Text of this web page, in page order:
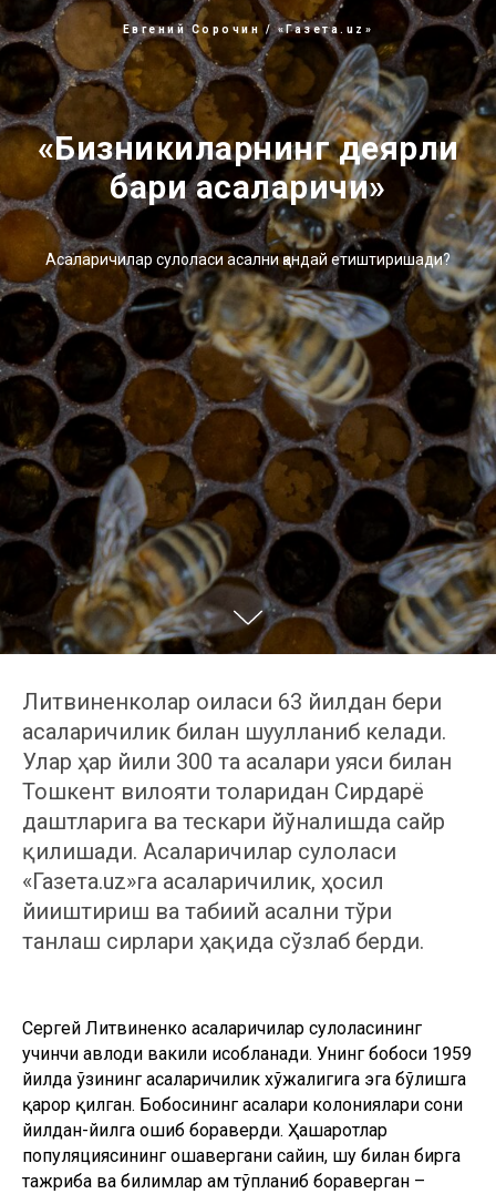
Евгений Сорочин / «Газета.uz»
«Бизникиларнинг деярли
бари асаларичи»
Асаларичилар сулоласи асални қандай етиштиришади?
Литвиненколар оиласи 63 йилдан бери
асаларичилик билан шуғулланиб келади.
Улар ҳар йили 300 та асалари уяси билан
Тошкент вилояти тоғларидан Сирдарё
даштларига ва тескари йўналишда сайр
қилишади. Асаларичилар сулоласи
«Газета.uz»га асаларичилик, ҳосил
йиғиштириш ва табиий асални тўғри
танлаш сирлари ҳақида сўзлаб берди.
Сергей Литвиненко асаларичилар сулоласининг
учинчи авлоди вакили ҳисобланади. Унинг бобоси 1959
йилда ўзининг асаларичилик хўжалигига эга бўлишга
қарор қилган. Бобосининг асалари колониялари сони
йилдан-йилга ошиб бораверди. Ҳашаротлар
популяциясининг ошавергани сайин, шу билан бирга
тажриба ва билимлар ҳам тўпланиб бораверган –